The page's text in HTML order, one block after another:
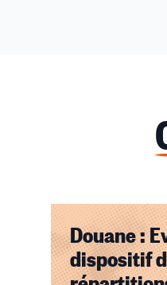
Douane :
dispositif